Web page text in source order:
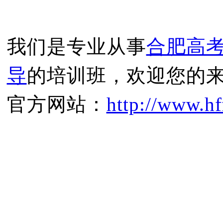
我们是专业从事合肥高
导的培训班，欢迎您的
官方网站： http://